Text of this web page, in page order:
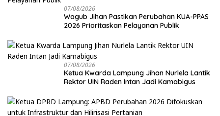
07/08/2026
Wagub Jihan Pastikan Perubahan KUA-PPAS
2026 Prioritaskan Pelayanan Publik
07/08/2026
Ketua Kwarda Lampung Jihan Nurlela Lantik
Rektor UIN Raden Intan Jadi Kamabigus